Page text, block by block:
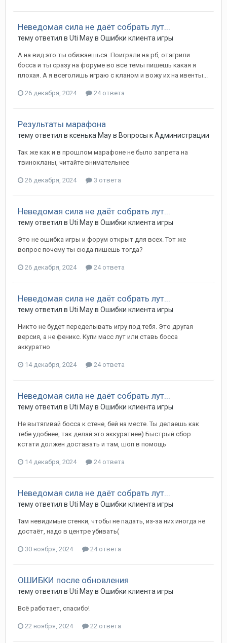
Неведомая сила не даёт собрать лут...
тему ответил в Uti Mayв Ошибки клиента игры
А на вид это ты обижаешься. Поиграли на рб, отагрили
босса и ты сразу на форуме во все темы пишешь какая я
плохая. А я всеголишь играю с кланом и вожу их на ивенты...
26 декабря, 2024 24 ответа
Результаты марафона
тему ответил в ксенька Mayв Вопросы к Администрации
Так же как и в прошлом марафоне не было запрета на
твинокланы, читайте внимательнее
26 декабря, 2024 3 ответа
Неведомая сила не даёт собрать лут...
тему ответил в Uti Mayв Ошибки клиента игры
Это не ошибка игры и форум открыт для всех. Тот же
вопрос почему ты сюда пишешь тогда?
26 декабря, 2024 24 ответа
Неведомая сила не даёт собрать лут...
тему ответил в Uti Mayв Ошибки клиента игры
Никто не будет переделывать игру под тебя. Это другая
версия, а не феникс. Купи масс лут или ставь босса
аккуратно
14 декабря, 2024 24 ответа
Неведомая сила не даёт собрать лут...
тему ответил в Uti Mayв Ошибки клиента игры
Не вытягивай босса к стене, бей на месте. Ты делаешь как
тебе удобнее, так делай это аккуратнее) Быстрый сбор
кстати должен доставать и там, шоп в помощь
14 декабря, 2024 24 ответа
Неведомая сила не даёт собрать лут...
тему ответил в Uti Mayв Ошибки клиента игры
Там невидимые стенки, чтобы не падать, из-за них иногда не
достаёт, надо в центре убивать(
30 ноября, 2024 24 ответа
ОШИБКИ после обновления
тему ответил в Uti Mayв Ошибки клиента игры
Всё работает, спасибо!
22 ноября, 2024 22 ответа